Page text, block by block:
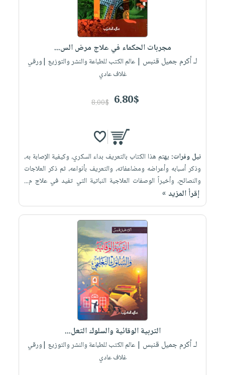
مجربات الحكماء في علاج مرض الس...
لـ أكرم جميل قنبس | عالم الكتب للطباعة والنشر والتوزيع |ورقي
غلاف عادي
6.80$
8.00$
نيل وفرات: يهتم هذا الكتاب بالتعريف بداء السكري، وكيفية الإصابة به،
وذكر أسبابه وأعراضه ومضاعفاته، والتعريف بأنواعه، ثم ذكر العلاجات
والنصائح، وأخيراً الوصفات العلاجية النباتية التي تفيد في علاج م...
إقرأ المزيد »
التربية الوقائية والسلوك التعل...
لـ أكرم جميل قنبس | عالم الكتب للطباعة والنشر والتوزيع |ورقي
غلاف عادي